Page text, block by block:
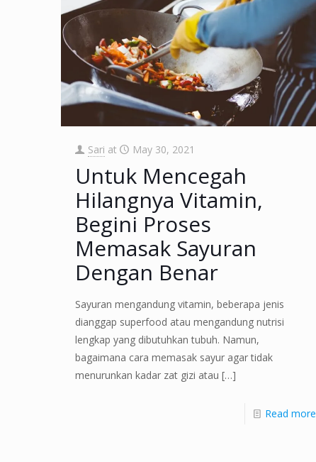
Sari at May 30, 2021
Untuk Mencegah
Hilangnya Vitamin,
Begini Proses
Memasak Sayuran
Dengan Benar
Sayuran mengandung vitamin, beberapa jenis
dianggap superfood atau mengandung nutrisi
lengkap yang dibutuhkan tubuh. Namun,
bagaimana cara memasak sayur agar tidak
menurunkan kadar zat gizi atau […]
Read more